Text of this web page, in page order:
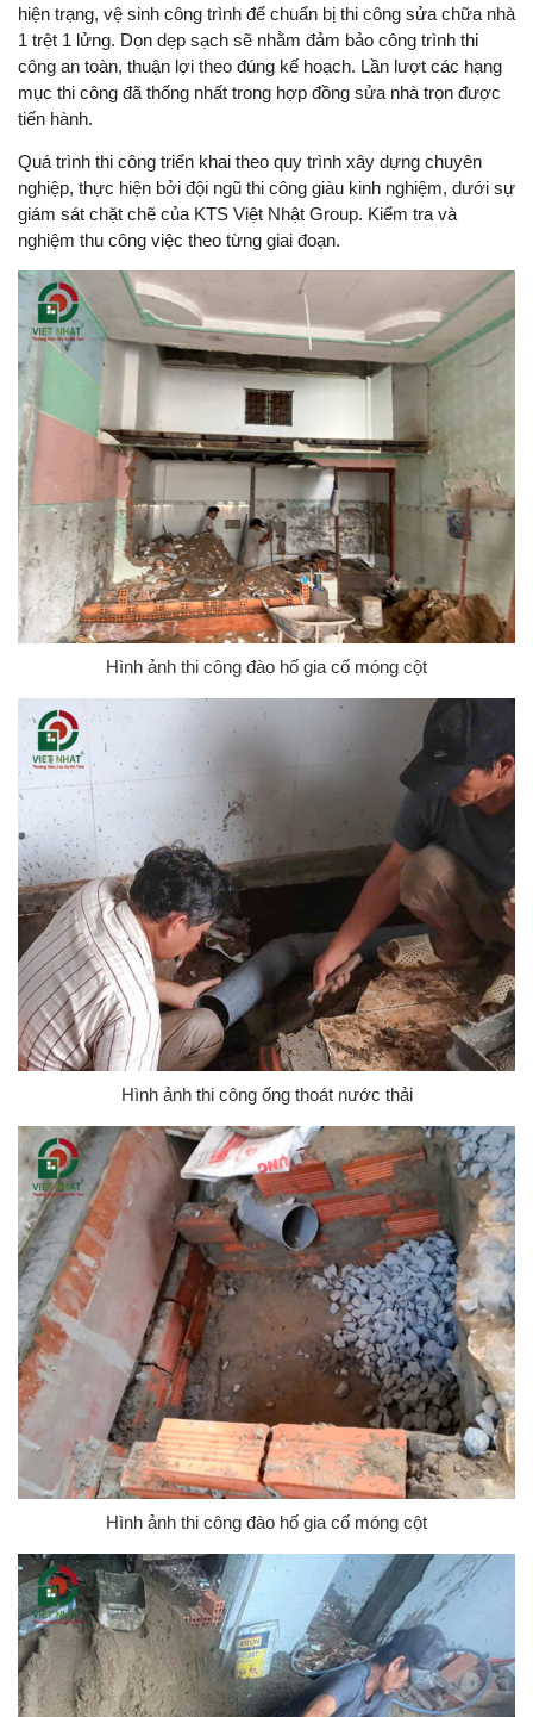
hiện trạng, vệ sinh công trình để chuẩn bị thi công sửa chữa nhà
1 trệt 1 lửng. Dọn dẹp sạch sẽ nhằm đảm bảo công trình thi
công an toàn, thuận lợi theo đúng kế hoạch. Lần lượt các hạng
mục thi công đã thống nhất trong hợp đồng sửa nhà trọn được
tiến hành.
Quá trình thi công triển khai theo quy trình xây dựng chuyên
nghiệp, thực hiện bởi đội ngũ thi công giàu kinh nghiệm, dưới sự
giám sát chặt chẽ của KTS Việt Nhật Group. Kiểm tra và
nghiệm thu công việc theo từng giai đoạn.
Hình ảnh thi công đào hố gia cố móng cột
Hình ảnh thi công ống thoát nước thải
Hình ảnh thi công đào hố gia cố móng cột